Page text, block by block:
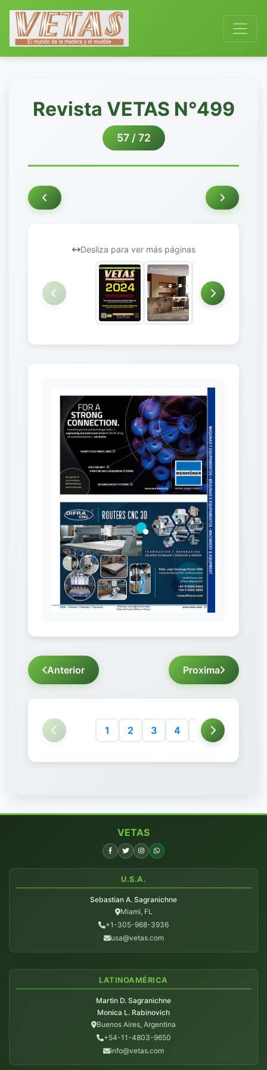
Revista VETAS N°499
57 / 72
Desliza para ver más páginas
Anterior Proxima
1 2 3 4 5 6
VETAS
U.S.A.
Sebastian A. Sagranichne
Miami, FL
+1-305-968-3936
usa@vetas.com
LATINOAMÉRICA
Martin D. Sagranichne
Monica L. Rabinovich
Buenos Aires, Argentina
+54-11-4803-9650
info@vetas.com